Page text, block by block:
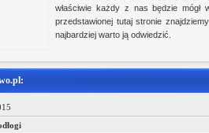
właściwie każdy z nas będzie mógł
przedstawionej tutaj stronie
najbardziej warto ją odwiedzić.